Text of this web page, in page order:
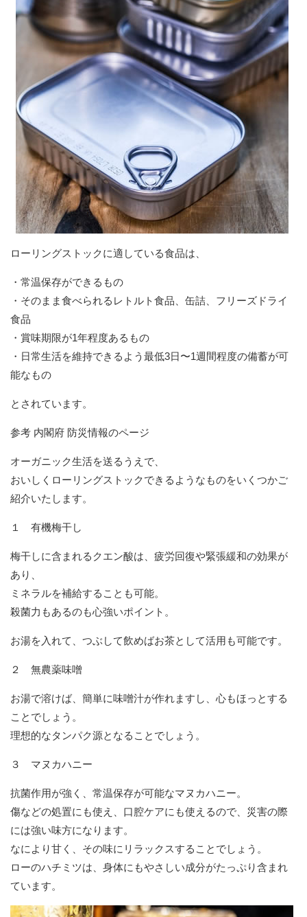
ローリングストックに適している食品は、
・常温保存ができるもの
・そのまま食べられるレトルト食品、缶詰、フリーズドライ
食品
・賞味期限が1年程度あるもの
・日常生活を維持できるよう最低3日〜1週間程度の備蓄が可
能なもの
とされています。
参考 内閣府 防災情報のページ
オーガニック生活を送るうえで、
おいしくローリングストックできるようなものをいくつかご
紹介いたします。
１ 有機梅干し
梅干しに含まれるクエン酸は、疲労回復や緊張緩和の効果が
あり、
ミネラルを補給することも可能。
殺菌力もあるのも心強いポイント。
お湯を入れて、つぶして飲めばお茶として活用も可能です。
２ 無農薬味噌
お湯で溶けば、簡単に味噌汁が作れますし、心もほっとする
ことでしょう。
理想的なタンパク源となることでしょう。
３ マヌカハニー
抗菌作用が強く、常温保存が可能なマヌカハニー。
傷などの処置にも使え、口腔ケアにも使えるので、災害の際
には強い味方になります。
なにより甘く、その味にリラックスすることでしょう。
ローのハチミツは、身体にもやさしい成分がたっぷり含まれ
ています。